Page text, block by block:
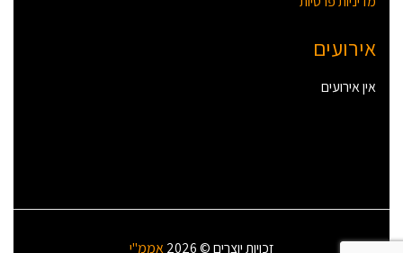
אירועים
אין אירועים
זכויות יוצרים © 2026 אממ"י